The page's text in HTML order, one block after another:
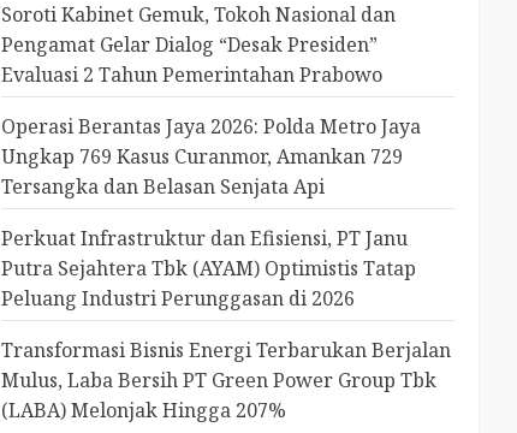
Soroti Kabinet Gemuk, Tokoh Nasional dan
Pengamat Gelar Dialog “Desak Presiden”
Evaluasi 2 Tahun Pemerintahan Prabowo
Operasi Berantas Jaya 2026: Polda Metro Jaya
Ungkap 769 Kasus Curanmor, Amankan 729
Tersangka dan Belasan Senjata Api
Perkuat Infrastruktur dan Efisiensi, PT Janu
Putra Sejahtera Tbk (AYAM) Optimistis Tatap
Peluang Industri Perunggasan di 2026
Transformasi Bisnis Energi Terbarukan Berjalan
Mulus, Laba Bersih PT Green Power Group Tbk
(LABA) Melonjak Hingga 207%